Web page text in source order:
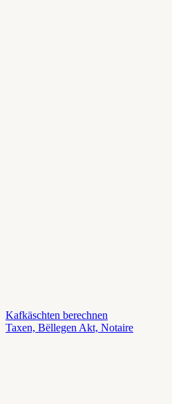
Kafkäschten berechnen
Taxen, Bëllegen Akt, Notaire